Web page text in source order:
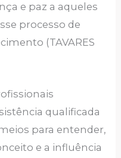
e paz a aqueles
processo de
(TAVARES
qualificada
para entender,
e a influência